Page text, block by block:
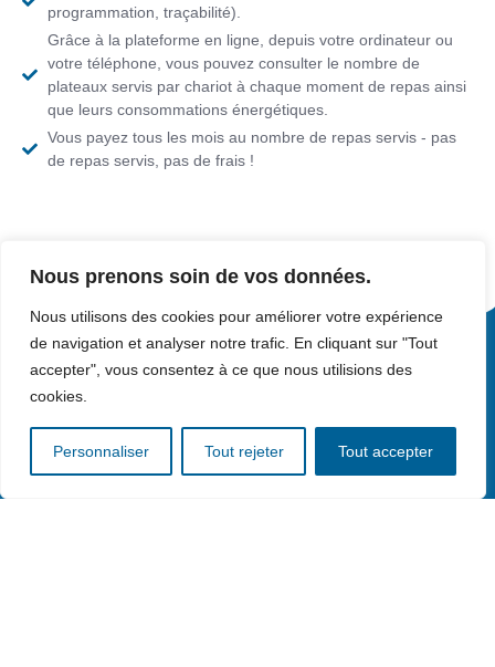
Nous prenons soin de vos données.
Nous utilisons des cookies pour améliorer votre expérience
de navigation et analyser notre trafic. En cliquant sur "Tout
accepter", vous consentez à ce que nous utilisions des
cookies.
Personnaliser Tout rejeter Tout accepter
programmation, traçabilité).
Grâce à la plateforme en ligne, depuis votre ordinateur ou
votre téléphone, vous pouvez consulter le nombre de
plateaux servis par chariot à chaque moment de repas ainsi
que leurs consommations énergétiques.
Vous payez tous les mois au nombre de repas servis - pas
de repas servis, pas de frais !
Spécialiste du service du repas. Des produits français, plus
de 100 ans d’expérience pour répondre aux besoins du